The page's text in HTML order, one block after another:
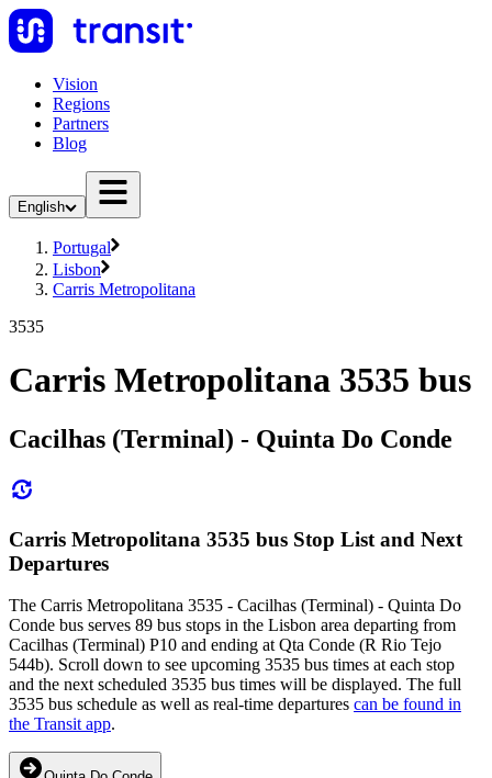
Vision
Regions
Partners
Blog
English
Portugal
Lisbon
Carris Metropolitana
3535
Carris Metropolitana 3535 bus
Cacilhas (Terminal) - Quinta Do Conde
Carris Metropolitana 3535 bus Stop List and Next
Departures
The Carris Metropolitana 3535 - Cacilhas (Terminal) - Quinta Do
Conde bus serves 89 bus stops in the Lisbon area departing from
Cacilhas (Terminal) P10 and ending at Qta Conde (R Rio Tejo
544b). Scroll down to see upcoming 3535 bus times at each stop
and the next scheduled 3535 bus times will be displayed. The full
3535 bus schedule as well as real-time departures can be found in
the Transit app.